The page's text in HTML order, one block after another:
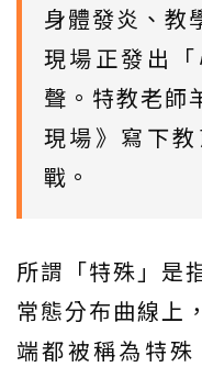
身體發炎、教
現場正發出
聲。特教老師
現場》寫下
戰。
所謂「特殊」是
常態分布曲線上
端都被稱為特